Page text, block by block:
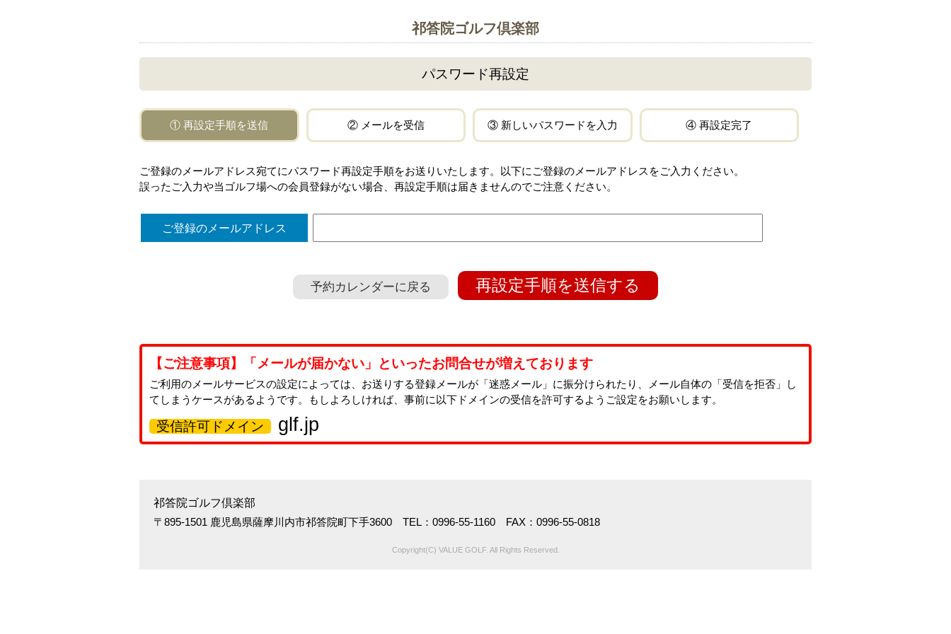
祁答院ゴルフ倶楽部
パスワード再設定
① 再設定手順を送信 ② メールを受信 ③ 新しいパスワードを入力 ④ 再設定完了
ご登録のメールアドレス宛てにパスワード再設定手順をお送りいたします。以下にご登録のメールアドレスをご入力ください。
誤ったご入力や当ゴルフ場への会員登録がない場合、再設定手順は届きませんのでご注意ください。
ご登録のメールアドレス
予約カレンダーに戻る 再設定手順を送信する
【ご注意事項】「メールが届かない」といったお問合せが増えております
ご利用のメールサービスの設定によっては、お送りする登録メールが「迷惑メール」に振分けられたり、メール自体の「受信を拒否」し
てしまうケースがあるようです。もしよろしければ、事前に以下ドメインの受信を許可するようご設定をお願いします。
受信許可ドメイン glf.jp
祁答院ゴルフ倶楽部
〒895-1501 鹿児島県薩摩川内市祁答院町下手3600 TEL：0996-55-1160 FAX：0996-55-0818
Copyright(C) VALUE GOLF. All Rights Reserved.